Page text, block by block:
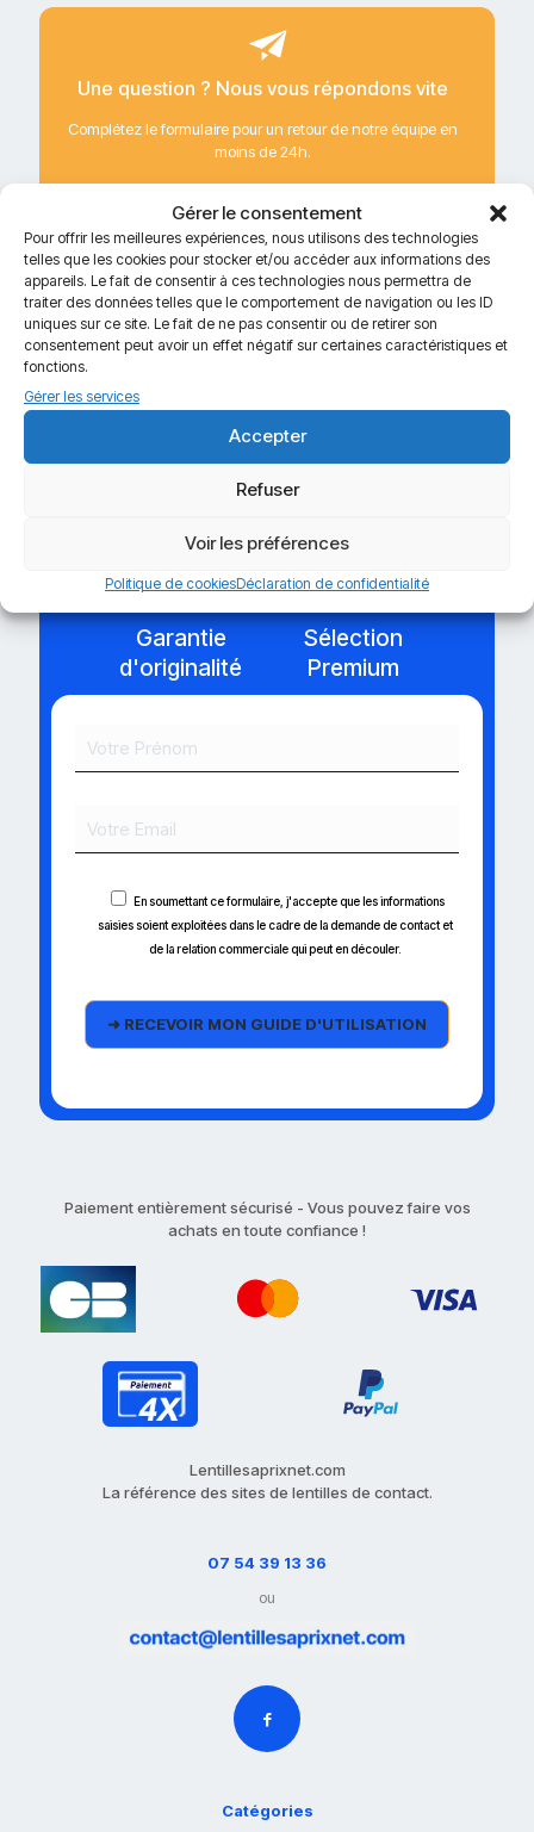
Gérer le consentement
Pour offrir les meilleures expériences, nous utilisons des technologies
telles que les cookies pour stocker et/ou accéder aux informations des
appareils. Le fait de consentir à ces technologies nous permettra de
traiter des données telles que le comportement de navigation ou les ID
uniques sur ce site. Le fait de ne pas consentir ou de retirer son
consentement peut avoir un effet négatif sur certaines caractéristiques et
fonctions.
Gérer les services
Accepter
Refuser
Voir les préférences
Politique de cookiesDéclaration de confidentialité
Une question ? Nous vous répondons vite
Complétez le formulaire pour un retour de notre équipe en
moins de 24h.
REMPLIR LE FORMULAIRE
Recevez notre guide GRATUIT pour l’utilisation de vos
lentilles !
vos informations de contact
Garantie
d'originalité
Sélection
Premium
En soumettant ce formulaire, j'accepte que les informations
saisies soient exploitées dans le cadre de la demande de contact et
de la relation commerciale qui peut en découler.
Paiement entièrement sécurisé - Vous pouvez faire vos
achats en toute confiance !
Lentillesaprixnet.com
La référence des sites de lentilles de contact.
07 54 39 13 36
ou
Catégories